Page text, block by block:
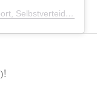
Ein Beitrag geteilt von Aikido Rostock - Kampfkunst, Kampfsport, Selbstverteidigung (@aikidoschule_rostock)